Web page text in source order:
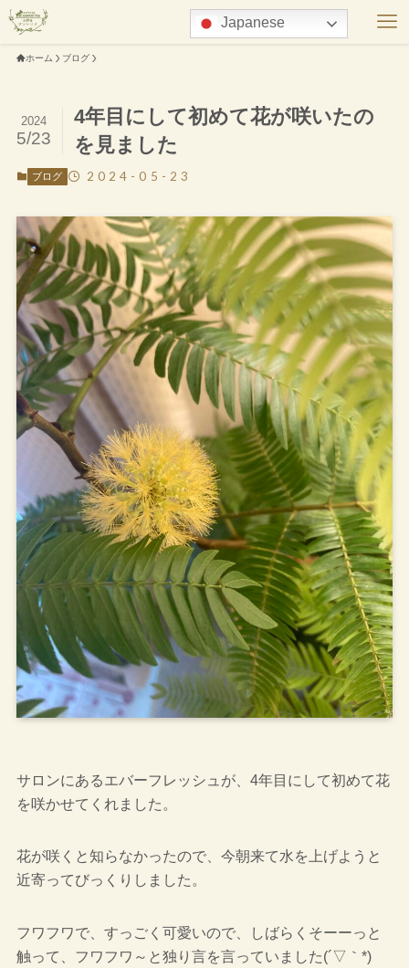
ホーム ブログ
4年目にして初めて花が咲いたの
を見ました
2024
5/23
ブログ 2024-05-23
サロンにあるエバーフレッシュが、4年目にして初めて花
を咲かせてくれました。
花が咲くと知らなかったので、今朝来て水を上げようと
近寄ってびっくりしました。
フワフワで、すっごく可愛いので、しばらくそーーっと
触って、フワフワ～と独り言を言っていました(´▽｀*)
Japanese